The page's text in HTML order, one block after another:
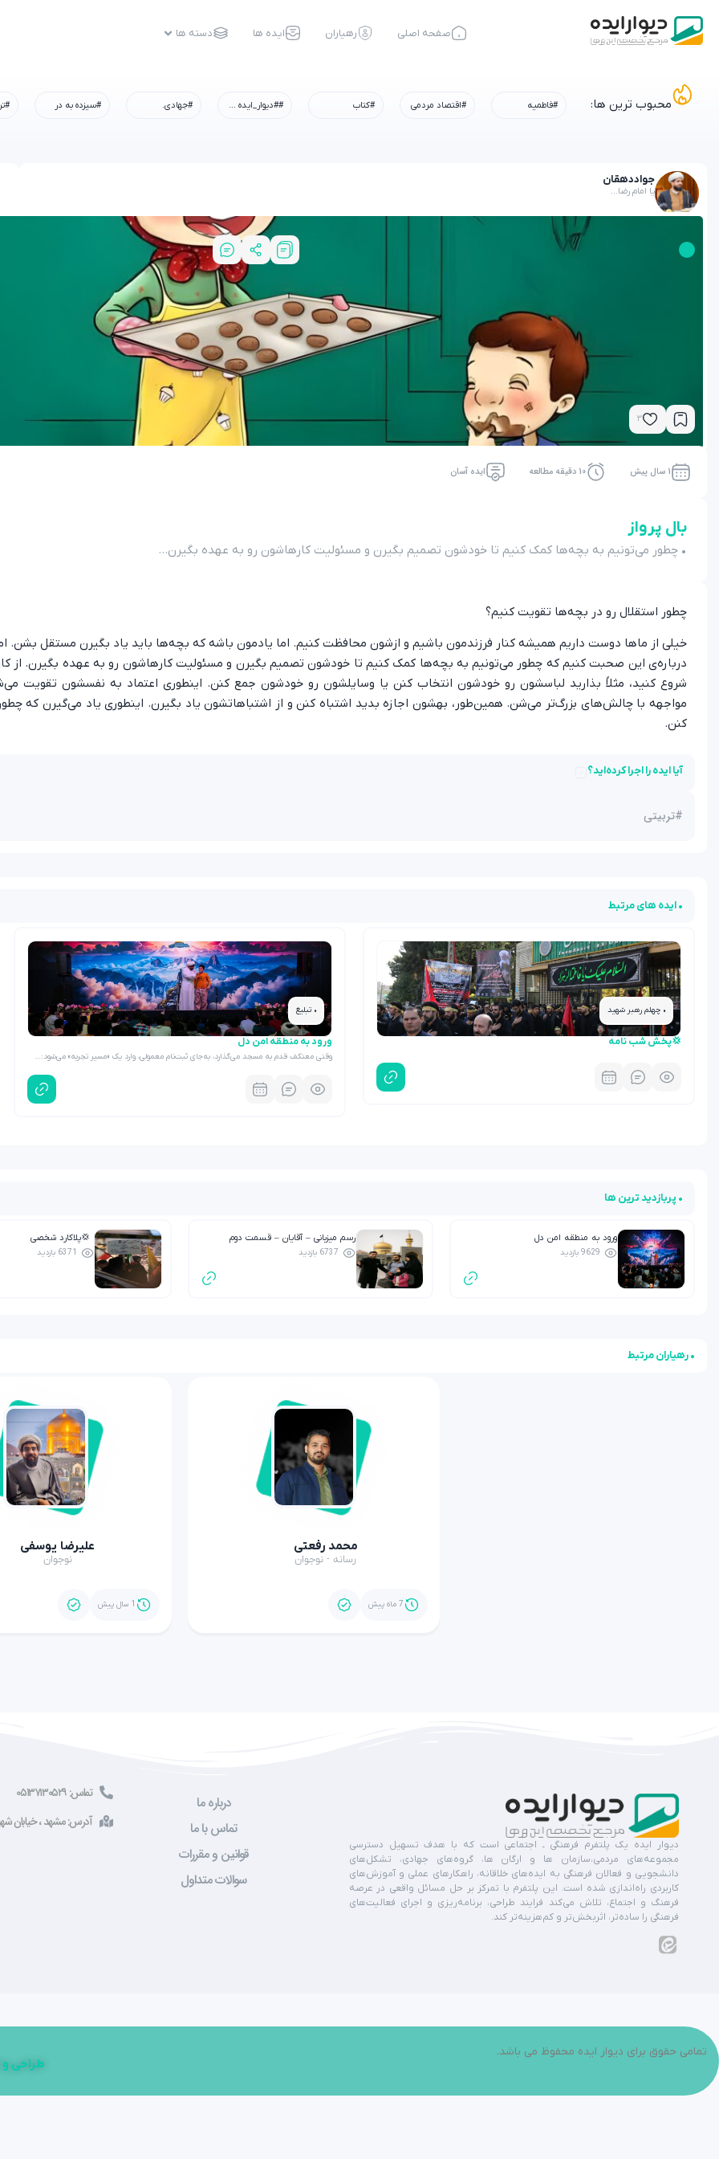
صفحه اصلی رهیاران ایده ها دسته ها
محبوب ترین ها: #فاطمیه #اقتصاد مردمی #کتاب ##دیوار_ایده #رسم_میزبانی #شهادت_امام_رضا #همه_خادم_الرضاییم #جهادی. #سیزده به در
جواددهقان
یا امام رضا...
3
1 سال پیش 10 دقیقه مطالعه ایده آسان
بال پرواز
• چطور می‌تونیم به بچه‌ها کمک کنیم تا خودشون تصمیم بگیرن و مسئولیت کارهاشون رو به عهده بگیرن...
چطور استقلال رو در بچه‌ها تقویت کنیم؟
خیلی از ماها دوست داریم همیشه کنار فرزندمون باشیم و ازشون محافظت کنیم. اما یادمون باشه که بچه‌ها باید یاد بگیرن مستقل بشن.
درباره‌ی این صحبت کنیم که چطور می‌تونیم به بچه‌ها کمک کنیم تا خودشون تصمیم بگیرن و مسئولیت کارهاشون رو به عهده بگیرن. از
شروع کنید، مثلاً بذارید لباسشون رو خودشون انتخاب کنن یا وسایلشون رو خودشون جمع کنن. اینطوری اعتماد به نفسشون تقویت
مواجهه با چالش‌های بزرگ‌تر می‌شن. همین‌طور، بهشون اجازه بدید اشتباه کنن و از اشتباهاتشون یاد بگیرن. اینطوری یاد می‌گیرن که
کنن.
آیا ایده را اجرا کرده‌اید؟
#تربیتی
• ایده های مرتبط
• چهلم رهبر شهید
💢پخش شب نامه
• تبلیغ
ورود به منطقه امن دل
وقتی معتکف قدم به مسجد می‌گذارد، به‌جای ثبت‌نام معمولی، وارد یک «مسیر تجربه» می‌شود:…
• پربازدید ترین ها
ورود به منطقه امن دل
9629 بازدید
رسم میزبانی – آقایان – قسمت دوم
6737 بازدید
💢پلاکارد شخصی
6371 بازدید
• رهیاران مرتبط
محمد رفعتی
رسانه - نوجوان
7 ماه پیش
علیرضا یوسفی
نوجوان
1 سال پیش
دیوار ایده یک پلتفرم فرهنگی ـ اجتماعی است که با هدف تسهیل دسترسی
مجموعه‌های مردمی،سازمان ها و ارگان ها، گروه‌های جهادی، تشکل‌های
دانشجویی و فعالان فرهنگی به ایده‌های خلاقانه، راهکارهای عملی و آموزش‌های
کاربردی راه‌اندازی شده است. این پلتفرم با تمرکز بر حل مسائل واقعی در عرصه
فرهنگ و اجتماع، تلاش می‌کند فرایند طراحی، برنامه‌ریزی و اجرای فعالیت‌های
فرهنگی را ساده‌تر، اثربخش‌تر و کم‌هزینه‌تر کند.
درباره ما
تماس با ما
قوانین و مقررات
سوالات متداول
تماس: ۰۵۱۳۷۱۳۰۵۲۹
آدرس: مشهد ، خیابان شهید صادقی
تمامی حقوق برای دیوار ایده محفوظ می باشد.
طراحی